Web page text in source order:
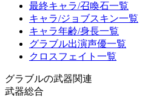
最終キャラ/召喚石一覧
キャラ/ジョブスキン一覧
キャラ年齢/身長一覧
グラブル出演声優一覧
クロスフェイト一覧
グラブルの武器関連
武器総合